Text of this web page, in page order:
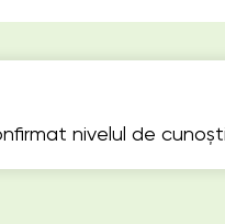
nivelul de